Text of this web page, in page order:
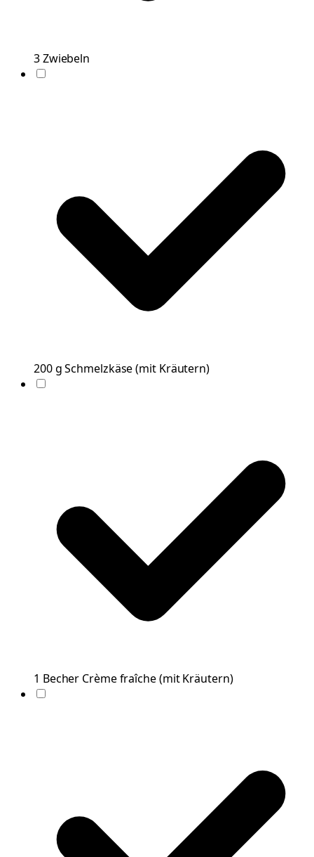
3Zwiebeln
200g Schmelzkäse(mit Kräutern)
1 Becher Crème fraîche(mit Kräutern)